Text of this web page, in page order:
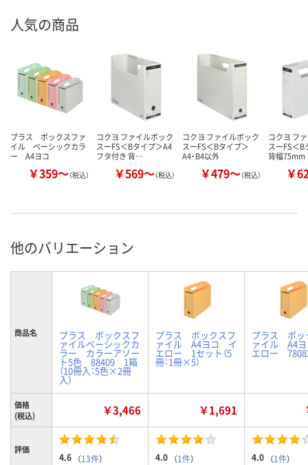
人気の商品
プラス ボックスファ
イル ベーシックカラ
ー A4ヨコ
￥359～（税込）
コクヨ ファイルボック
スーFS＜Bタイプ＞A4
フタ付き 背…
￥569～（税込）
コクヨ ファイルボック
スーFS＜Bタイプ＞
A4・B4以外
￥479～（税込）
コクヨ フ
スーFS＜
背幅75mm
￥
他のバリエーション
商品名 プラス ボックスフ
ァイルベーシックカ
ラー カラーアソー
ト5色 88409 1箱
（10冊入：5色×2冊
入）
プラス ボックスフ
ァイル A4ヨコ イ
エロー 1セット（5
冊：1冊×5）
プラス ボッ
ァイル A4
エロー
価格
(税込)
￥3,466 ￥1,691
評価
4.6 （13件） 4.0 （1件） 4.0 （1件）